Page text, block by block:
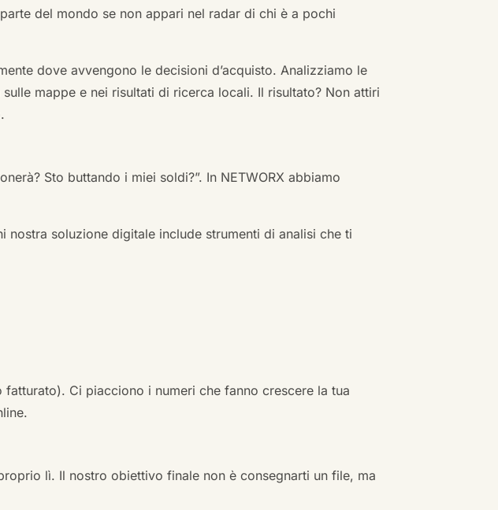
del mondo se non appari nel radar di chi è a pochi
dove avvengono le decisioni d’acquisto. Analizziamo le
mappe e nei risultati di ricerca locali. Il risultato? Non attiri
Sto buttando i miei soldi?”. In NETWORX abbiamo
nostra soluzione digitale include strumenti di analisi che ti
Ci piacciono i numeri che fanno crescere la tua
lì. Il nostro obiettivo finale non è consegnarti un file, ma